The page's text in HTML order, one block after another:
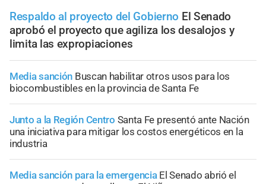
Respaldo al proyecto del Gobierno El Senado
aprobó el proyecto que agiliza los desalojos y
limita las expropiaciones
Media sanción Buscan habilitar otros usos para los
biocombustibles en la provincia de Santa Fe
Junto a la Región Centro Santa Fe presentó ante Nación
una iniciativa para mitigar los costos energéticos en la
industria
Media sanción para la emergencia El Senado abrió el